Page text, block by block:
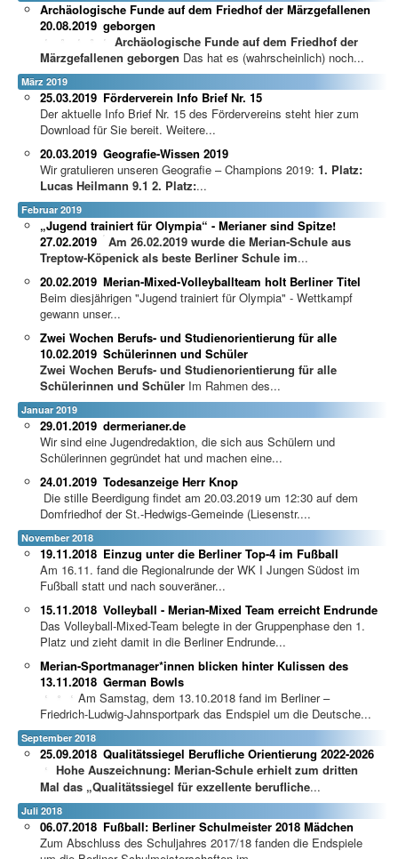
Archäologische Funde auf dem Friedhof der Märzgefallenen
geborgen
20.08.2019
Archäologische Funde auf dem Friedhof der
Märzgefallenen geborgen Das hat es (wahrscheinlich) noch...
März 2019
Förderverein Info Brief Nr. 15
25.03.2019
Der aktuelle Info Brief Nr. 15 des Fördervereins steht hier zum
Download für Sie bereit. Weitere...
Geografie-Wissen 2019
20.03.2019
Wir gratulieren unseren Geografie – Champions 2019: 1. Platz:
Lucas Heilmann 9.1 2. Platz:...
Februar 2019
„Jugend trainiert für Olympia“ - Merianer sind Spitze!
27.02.2019
Am 26.02.2019 wurde die Merian-Schule aus
Treptow-Köpenick als beste Berliner Schule im...
Merian-Mixed-Volleyballteam holt Berliner Titel
20.02.2019
Beim diesjährigen "Jugend trainiert für Olympia" - Wettkampf
gewann unser...
Zwei Wochen Berufs- und Studienorientierung für alle
Schülerinnen und Schüler
10.02.2019
Zwei Wochen Berufs- und Studienorientierung für alle
Schülerinnen und Schüler Im Rahmen des...
Januar 2019
dermerianer.de
29.01.2019
Wir sind eine Jugendredaktion, die sich aus Schülern und
Schülerinnen gegründet hat und machen eine...
Todesanzeige Herr Knop
24.01.2019
Die stille Beerdigung findet am 20.03.2019 um 12:30 auf dem
Domfriedhof der St.-Hedwigs-Gemeinde (Liesenstr....
November 2018
Einzug unter die Berliner Top-4 im Fußball
19.11.2018
Am 16.11. fand die Regionalrunde der WK I Jungen Südost im
Fußball statt und nach souveräner...
Volleyball - Merian-Mixed Team erreicht Endrunde
15.11.2018
Das Volleyball-Mixed-Team belegte in der Gruppenphase den 1.
Platz und zieht damit in die Berliner Endrunde...
Merian-Sportmanager*innen blicken hinter Kulissen des
German Bowls
13.11.2018
Am Samstag, dem 13.10.2018 fand im Berliner –
Friedrich-Ludwig-Jahnsportpark das Endspiel um die Deutsche...
September 2018
Qualitätssiegel Berufliche Orientierung 2022-2026
25.09.2018
Hohe Auszeichnung: Merian-Schule erhielt zum dritten
Mal das „Qualitätssiegel für exzellente berufliche...
Juli 2018
Fußball: Berliner Schulmeister 2018 Mädchen
06.07.2018
Zum Abschluss des Schuljahres 2017/18 fanden die Endspiele